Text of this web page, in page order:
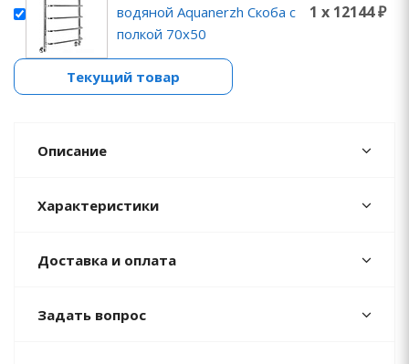
водяной Aquanerzh Скоба с
полкой 70х50
1 x 12144 ₽
Текущий товар
Описание
Характеристики
Доставка и оплата
Задать вопрос